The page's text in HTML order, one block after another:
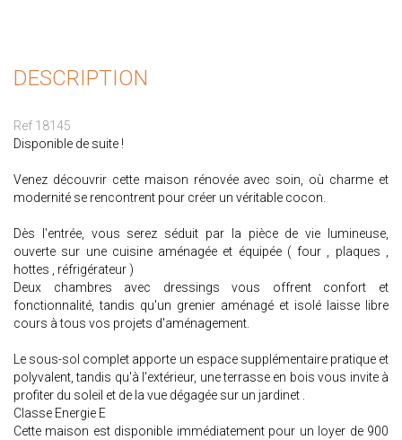
DESCRIPTION
Ref 18145
Disponible de suite !
Venez découvrir cette maison rénovée avec soin, où charme et
modernité se rencontrent pour créer un véritable cocon.
Dès l'entrée, vous serez séduit par la pièce de vie lumineuse,
ouverte sur une cuisine aménagée et équipée ( four , plaques ,
hottes , réfrigérateur )
Deux chambres avec dressings vous offrent confort et
fonctionnalité, tandis qu'un grenier aménagé et isolé laisse libre
cours à tous vos projets d'aménagement.
Le sous-sol complet apporte un espace supplémentaire pratique et
polyvalent, tandis qu'à l'extérieur, une terrasse en bois vous invite à
profiter du soleil et de la vue dégagée sur un jardinet .
Classe Energie E
Cette maison est disponible immédiatement pour un loyer de 900